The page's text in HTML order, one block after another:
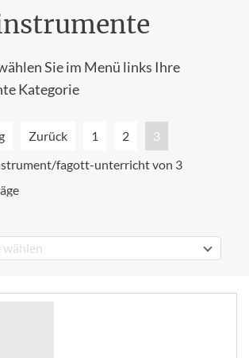
Sie im Menü links Ihre
Kategorie
Zurück 1 2
3
fagott-unterricht von 3
wählen